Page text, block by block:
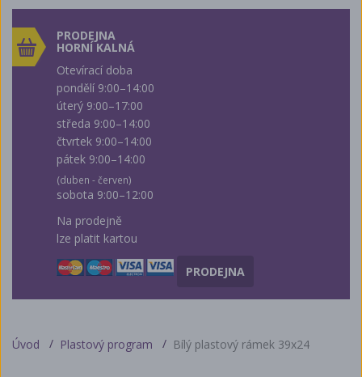
PRODEJNA
HORNÍ KALNÁ
Otevírací doba
pondělí 9:00–14:00
úterý 9:00–17:00
středa 9:00–14:00
čtvrtek 9:00–14:00
pátek 9:00–14:00
(duben - červen)
sobota 9:00–12:00
Na prodejně
lze platit kartou
PRODEJNA
Úvod Plastový program Bílý plastový rámek 39x24